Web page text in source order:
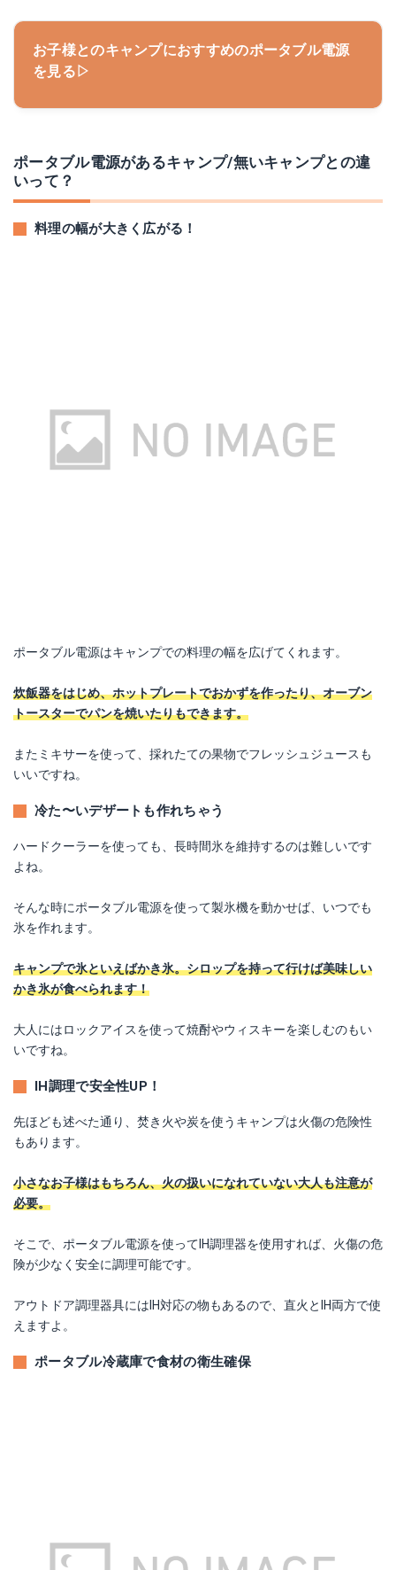
お子様とのキャンプにおすすめのポータブル電源
を見る▷
ポータブル電源があるキャンプ/無いキャンプとの違
いって？
料理の幅が大きく広がる！
ポータブル電源はキャンプでの料理の幅を広げてくれます。
炊飯器をはじめ、ホットプレートでおかずを作ったり、オーブン
トースターでパンを焼いたりもできます。
またミキサーを使って、採れたての果物でフレッシュジュースも
いいですね。
冷た〜いデザートも作れちゃう
ハードクーラーを使っても、長時間氷を維持するのは難しいです
よね。
そんな時にポータブル電源を使って製氷機を動かせば、いつでも
氷を作れます。
キャンプで氷といえばかき氷。シロップを持って行けば美味しい
かき氷が食べられます！
大人にはロックアイスを使って焼酎やウィスキーを楽しむのもい
いですね。
IH調理で安全性UP！
先ほども述べた通り、焚き火や炭を使うキャンプは火傷の危険性
もあります。
小さなお子様はもちろん、火の扱いになれていない大人も注意が
必要。
そこで、ポータブル電源を使ってIH調理器を使用すれば、火傷の危
険が少なく安全に調理可能です。
アウトドア調理器具にはIH対応の物もあるので、直火とIH両方で使
えますよ。
ポータブル冷蔵庫で食材の衛生確保